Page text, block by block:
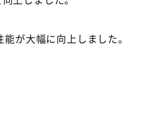
が大幅に向上しました。